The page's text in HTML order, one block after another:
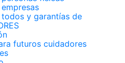
y garantías de
futuros cuidadores